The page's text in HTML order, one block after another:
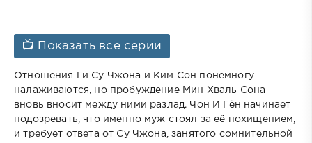
📺 Показать все серии
Отношения Ги Су Чжона и Ким Сон понемногу
налаживаются, но пробуждение Мин Хваль Сона
вновь вносит между ними разлад. Чон И Гён начинает
подозревать, что именно муж стоял за её похищением,
и требует ответа от Су Чжона, занятого сомнительной